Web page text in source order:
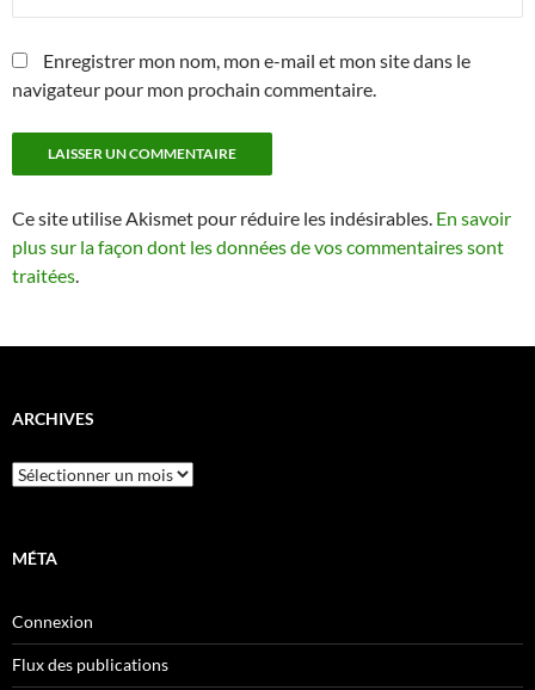
Enregistrer mon nom, mon e-mail et mon site dans le
navigateur pour mon prochain commentaire.
Ce site utilise Akismet pour réduire les indésirables. En savoir
plus sur la façon dont les données de vos commentaires sont
traitées.
ARCHIVES
Archives
MÉTA
Connexion
Flux des publications